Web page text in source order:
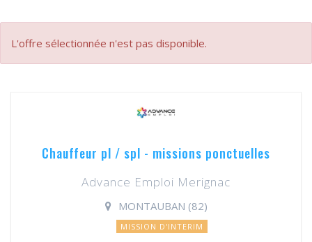
L'offre sélectionnée n'est pas disponible.
Chauffeur pl / spl - missions ponctuelles
Advance Emploi Merignac
MONTAUBAN (82)
MISSION D'INTERIM